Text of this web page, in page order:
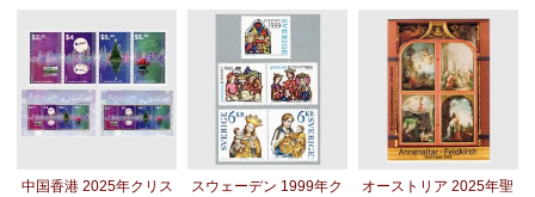
中国香港 2025年クリス
スウェーデン 1999年ク
オーストリア 2025年聖